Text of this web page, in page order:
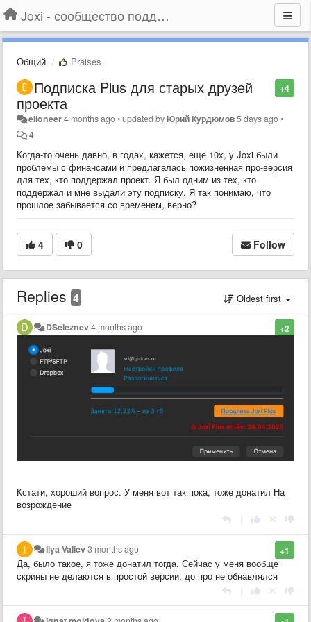
Joxi - сообщество поддержки
Общий Praises
+4
Подписка Plus для старых друзей
проекта
elioneer4 months ago•updated byЮрий Курдюмов5 days ago•
4
Когда-то очень давно, в годах, кажется, еще 10х, у Joxi были
проблемы с финансами и предлагалась пожизненная про-версия
для тех, кто поддержал проект. Я был одним из тех, кто
поддержал и мне выдали эту подписку. Я так понимаю, что
прошлое забывается со временем, верно?
4 0 Follow
Replies 4 Oldest first
+2
DSeleznev4 months ago
Кстати, хороший вопрос. У меня вот так пока, тоже донатил На
возрождение
+1
Ilya Valiev3 months ago
Да, было такое, я тоже донатил тогда. Сейчас у меня вообще
скрины не делаются в простой версии, до про не обнавлялся